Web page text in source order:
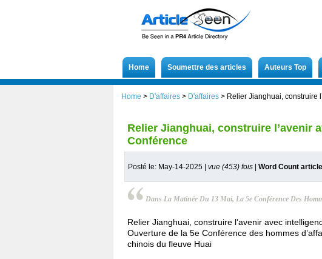
Home Soumettre des articles Auteurs Top
Home > D'affaires > D'affaires > Relier Jianghuai, construire
Relier Jianghuai, construire l’avenir
Conférence
Posté le: May-14-2025 | vue (453) fois Word Count
Dans La Matinée Du 13 Mai, La 5e Conférence Des
Relier Jianghuai, construire l’avenir avec
Ouverture de la 5e Conférence des hommes
chinois du fleuve Huai